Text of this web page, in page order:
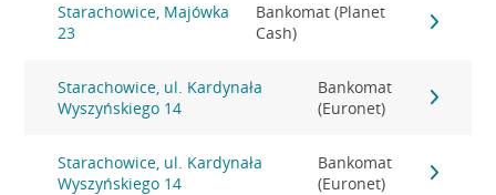
Starachowice, Majówka
23
Bankomat (Planet
Cash)
Starachowice, ul. Kardynała
Wyszyńskiego 14
Bankomat
(Euronet)
Starachowice, ul. Kardynała
Wyszyńskiego 14
Bankomat
(Euronet)